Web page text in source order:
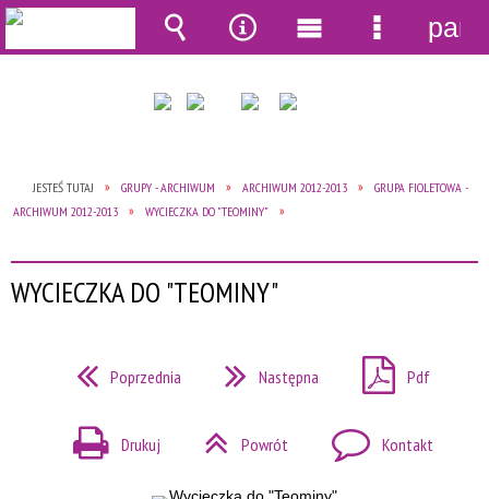
JESTEŚ TUTAJ GRUPY - ARCHIWUM ARCHIWUM 2012-2013
GRUPA FIOLETOWA -
ARCHIWUM 2012-2013
WYCIECZKA DO "TEOMINY"
WYCIECZKA DO "TEOMINY"
Poprzednia Następna Pdf
Drukuj Powrót Kontakt
Wyszukiwarka
Narzędzia
Menu
główne
Menu